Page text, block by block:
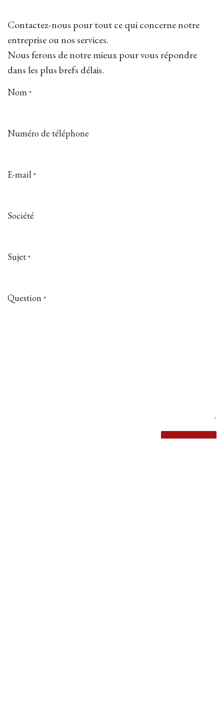
Contactez-nous pour tout ce qui concerne notre
entreprise ou nos services.
Nous ferons de notre mieux pour vous répondre
dans les plus brefs délais.
Nom *
Numéro de téléphone
E-mail *
Société
Sujet *
Question *
Soumettre